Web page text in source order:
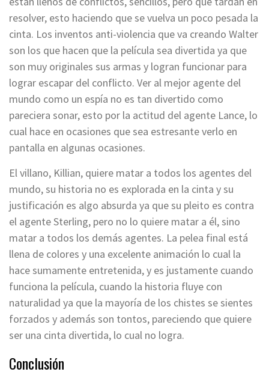
resolver, esto haciendo que se vuelva un poco pesada la
cinta. Los inventos anti-violencia que va creando Walter
son los que hacen que la película sea divertida ya que
son muy originales sus armas y logran funcionar para
lograr escapar del conflicto. Ver al mejor agente del
mundo como un espía no es tan divertido como
pareciera sonar, esto por la actitud del agente Lance, lo
cual hace en ocasiones que sea estresante verlo en
pantalla en algunas ocasiones.
El villano, Killian, quiere matar a todos los agentes del
mundo, su historia no es explorada en la cinta y su
justificación es algo absurda ya que su pleito es contra
el agente Sterling, pero no lo quiere matar a él, sino
matar a todos los demás agentes. La pelea final está
llena de colores y una excelente animación lo cual la
hace sumamente entretenida, y es justamente cuando
funciona la película, cuando la historia fluye con
naturalidad ya que la mayoría de los chistes se sientes
forzados y además son tontos, pareciendo que quiere
ser una cinta divertida, lo cual no logra.
Conclusión